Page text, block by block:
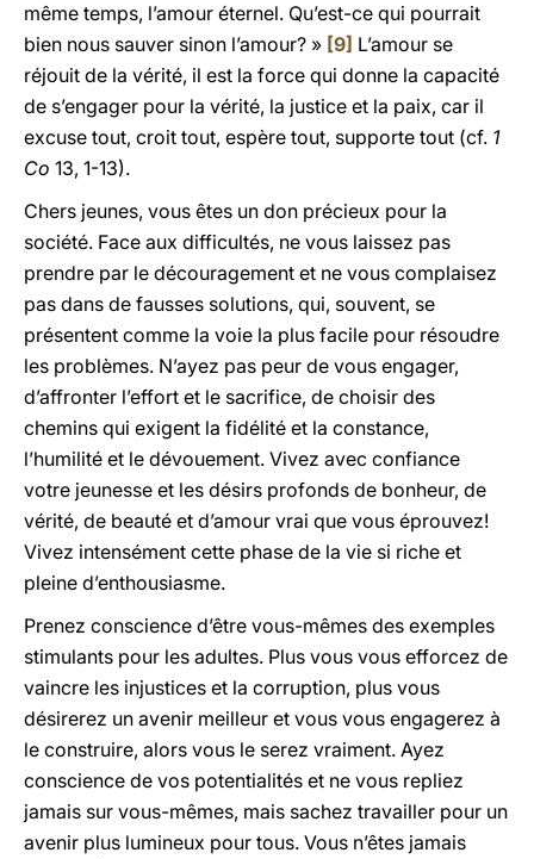
même temps, l’amour éternel. Qu’est-ce qui pourrait
bien nous sauver sinon l’amour? » [9] L’amour se
réjouit de la vérité, il est la force qui donne la capacité
de s’engager pour la vérité, la justice et la paix, car il
excuse tout, croit tout, espère tout, supporte tout (cf. 1
Co 13, 1-13).
Chers jeunes, vous êtes un don précieux pour la
société. Face aux difficultés, ne vous laissez pas
prendre par le découragement et ne vous complaisez
pas dans de fausses solutions, qui, souvent, se
présentent comme la voie la plus facile pour résoudre
les problèmes. N’ayez pas peur de vous engager,
d’affronter l’effort et le sacrifice, de choisir des
chemins qui exigent la fidélité et la constance,
l’humilité et le dévouement. Vivez avec confiance
votre jeunesse et les désirs profonds de bonheur, de
vérité, de beauté et d’amour vrai que vous éprouvez!
Vivez intensément cette phase de la vie si riche et
pleine d’enthousiasme.
Prenez conscience d’être vous-mêmes des exemples
stimulants pour les adultes. Plus vous vous efforcez de
vaincre les injustices et la corruption, plus vous
désirerez un avenir meilleur et vous vous engagerez à
le construire, alors vous le serez vraiment. Ayez
conscience de vos potentialités et ne vous repliez
jamais sur vous-mêmes, mais sachez travailler pour un
avenir plus lumineux pour tous. Vous n’êtes jamais